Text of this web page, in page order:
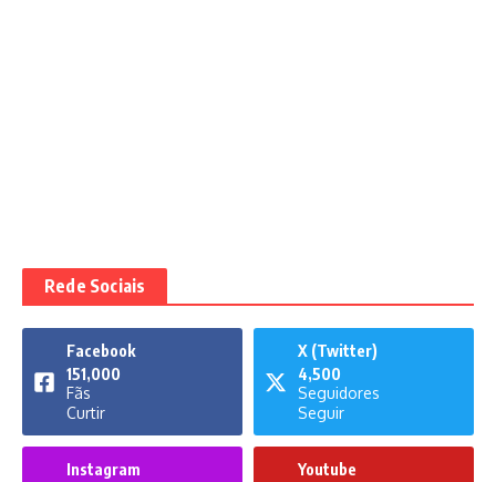
Rede Sociais
Facebook
151,000
Fãs
Curtir
X (Twitter)
4,500
Seguidores
Seguir
Instagram
Youtube